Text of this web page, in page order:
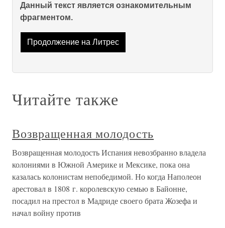
Данный текст является ознакомительным
фрагментом.
Продолжение на Литрес
Читайте также
Возвращенная молодость
Возвращенная молодость Испания невозбранно владела
колониями в Южной Америке и Мексике, пока она
казалась колонистам непобедимой. Но когда Наполеон
арестовал в 1808 г. королевскую семью в Байонне,
посадил на престол в Мадриде своего брата Жозефа и
начал войну против